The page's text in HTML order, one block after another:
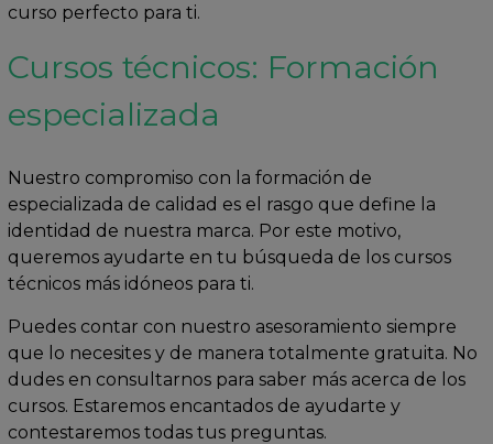
curso perfecto para ti.
Cursos técnicos: Formación
especializada
Nuestro compromiso con la formación de
especializada de calidad es el rasgo que define la
identidad de nuestra marca. Por este motivo,
queremos ayudarte en tu búsqueda de los cursos
técnicos más idóneos para ti.
Puedes contar con nuestro asesoramiento siempre
que lo necesites y de manera totalmente gratuita. No
dudes en consultarnos para saber más acerca de los
cursos. Estaremos encantados de ayudarte y
contestaremos todas tus preguntas.